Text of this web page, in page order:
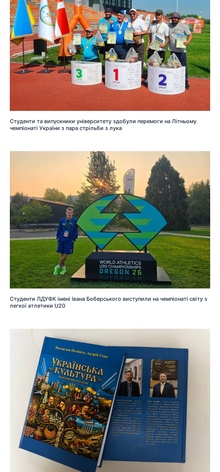
Студенти та випускники університету здобули перемоги на Літньому
чемпіонаті України з пара стрільби з лука
Студенти ЛДУФК імені Івана Боберського виступили на чемпіонаті світу з
легкої атлетики U20